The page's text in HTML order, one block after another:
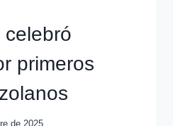
celebró
primeros
de 2025